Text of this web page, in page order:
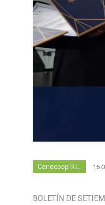
Cenecoop R.L. 16
BOLETÍN DE